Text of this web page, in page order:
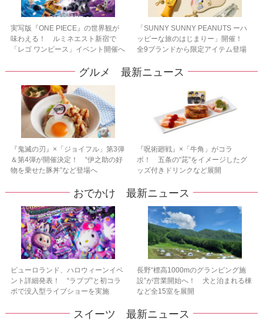
実写版『ONE PIECE』の世界観が
味わえる！ ルミネエスト新宿で
「レゴ ワンピース」イベント開催へ
「SUNNY SUNNY PEANUTS ーハ
ッピーな旅のはじまりー」開催！
全9ブランドから限定アイテム登場
グルメ 最新ニュース
『鬼滅の刃』×「ジョイフル」第3弾
＆第4弾が開催決定！ “伊之助の好
物を乗せた豚丼”など登場へ
『呪術廻戦』×「牛角」がコラ
ボ！ 五条の“茈”をイメージしたグ
ッズ付きドリンクなど展開
おでかけ 最新ニュース
ピューロランド、ハロウィーンイベ
ント詳細発表！ “ラブブ”と初コラ
ボで没入型ライブショーを実施
長野“標高1000mのグランピング施
設”が営業開始へ！ 犬と泊まれる棟
など全15室を展開
スイーツ 最新ニュース